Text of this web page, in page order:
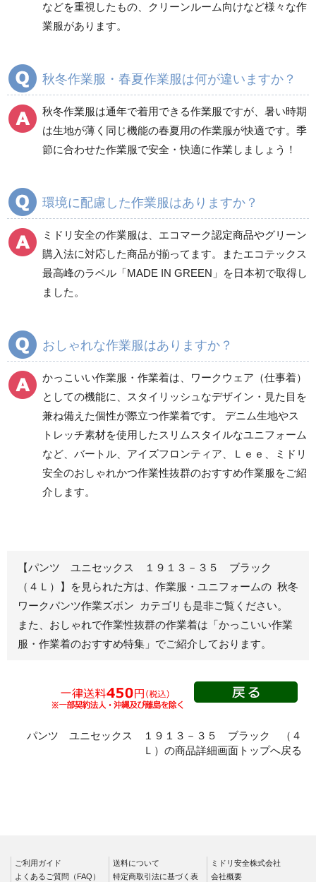
商品カテゴリ一覧
秋冬長袖
食品産業用長袖
食品産業用半袖
秋冬長袖
ワークパンツ
春夏ワークパンツ作業
ズボン
秋冬ワークパンツ作業
ズボン
ツ
クリーンウェアワーク
パンツ
カーゴパンツ
春夏カーゴパンツ作業
ズボン
ズボン
レディース作業着
ブルゾン
ジャンパー
秋冬長袖
春夏半袖
スモック
秋冬長袖
クリーンウェ
ワークパンツ
シャツ
などを重視したもの、クリーンルーム向けなど様々な作
業服があります。
秋冬作業服・春夏作業服は何が違いますか？
秋冬作業服は通年で着用できる作業服ですが、暑い時期
は生地が薄く同じ機能の春夏用の作業服が快適です。季
節に合わせた作業服で安全・快適に作業しましょう！
環境に配慮した作業服はありますか？
ミドリ安全の作業服は、エコマーク認定商品やグリーン
購入法に対応した商品が揃ってます。またエコテックス
最高峰のラベル「MADE IN GREEN」を日本初で取得し
ました。
おしゃれな作業服はありますか？
かっこいい作業服・作業着は、ワークウェア（仕事着）
としての機能に、スタイリッシュなデザイン・見た目を
兼ね備えた個性が際立つ作業着です。 デニム生地やス
トレッチ素材を使用したスリムスタイルなユニフォーム
など、バートル、アイズフロンティア、Ｌｅｅ、ミドリ
安全のおしゃれかつ作業性抜群のおすすめ作業服をご紹
介します。
【パンツ ユニセックス １９１３－３５ ブラック
（４Ｌ）】を見られた方は、作業服・ユニフォームの 秋冬
ワークパンツ作業ズボン カテゴリも是非ご覧ください。
また、おしゃれで作業性抜群の作業着は 「かっこいい作業
服・作業着のおすすめ特集」 でご紹介しております。
パンツ ユニセックス １９１３－３５ ブラック （４
Ｌ）の商品詳細画面トップへ戻る
ご利用ガイド
よくあるご質問（FAQ）
送料について
特定商取引法に基づく表
ミドリ安全株式会社
会社概要